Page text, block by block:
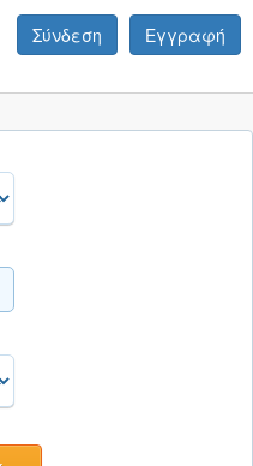
Σύνδεση Εγγραφή